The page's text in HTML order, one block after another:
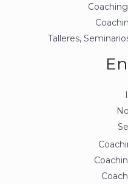
Talleres,